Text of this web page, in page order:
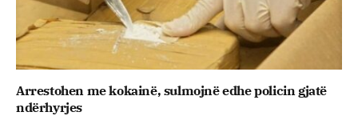
Arrestohen me kokainë, sulmojnë edhe policin gjatë
ndërhyrjes